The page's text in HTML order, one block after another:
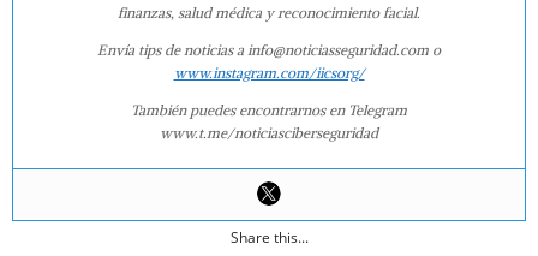
finanzas, salud médica y reconocimiento facial.
Envía tips de noticias a info@noticiasseguridad.com o
www.instagram.com/iicsorg/
También puedes encontrarnos en Telegram
www.t.me/noticiasciberseguridad
Share this...